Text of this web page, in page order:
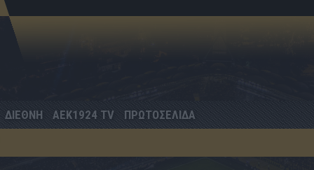
ΔΙΕΘΝΗ AEK1924 TV ΠΡΩΤΟΣΕΛΙΔΑ